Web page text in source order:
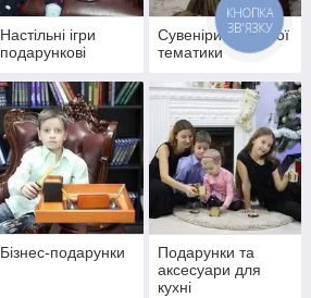
Настільні ігри
подарункові
Сувеніри морської
тематики
Бізнес-подарунки
Подарунки та
аксесуари для
кухні
КНОПКА
ЗВ'ЯЗКУ